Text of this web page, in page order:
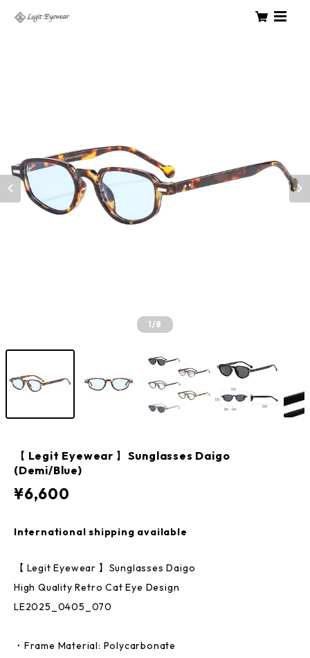
1/8
【 Legit Eyewear 】Sunglasses Daigo
(Demi/Blue)
¥6,600
International shipping available
【 Legit Eyewear 】Sunglasses Daigo
High Quality Retro Cat Eye Design
LE2025_0405_070
・Frame Material: Polycarbonate